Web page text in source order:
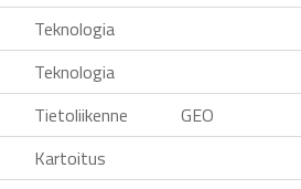
Teknologia
Teknologia
Tietoliikenne GEO
Kartoitus